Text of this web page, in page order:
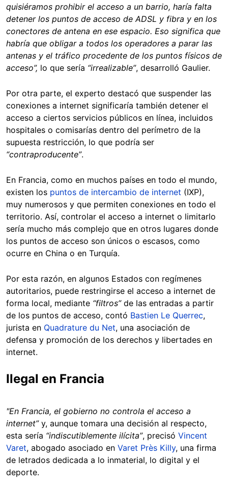
quisiéramos prohibir el acceso a un barrio, haría falta
detener los puntos de acceso de ADSL y fibra y en los
conectores de antena en ese espacio. Eso significa que
habría que obligar a todos los operadores a parar las
antenas y el tráfico procedente de los puntos físicos de
acceso”, lo que sería “irrealizable”, desarrolló Gaulier.
Por otra parte, el experto destacó que suspender las
conexiones a internet significaría también detener el
acceso a ciertos servicios públicos en línea, incluidos
hospitales o comisarías dentro del perímetro de la
supuesta restricción, lo que podría ser
“contraproducente”.
En Francia, como en muchos países en todo el mundo,
existen los puntos de intercambio de internet (IXP),
muy numerosos y que permiten conexiones en todo el
territorio. Así, controlar el acceso a internet o limitarlo
sería mucho más complejo que en otros lugares donde
los puntos de acceso son únicos o escasos, como
ocurre en China o en Turquía.
Por esta razón, en algunos Estados con regímenes
autoritarios, puede restringirse el acceso a internet de
forma local, mediante “filtros”de las entradas a partir
de los puntos de acceso, contó Bastien Le Querrec,
jurista en Quadrature du Net, una asociación de
defensa y promoción de los derechos y libertades en
internet.
Ilegal en Francia
"En Francia, el gobierno no controla el acceso a
internet”y, aunque tomara una decisión al respecto,
esta sería “indiscutiblemente ilícita”, precisó Vincent
Varet, abogado asociado en Varet Près Killy, una firma
de letrados dedicada a lo inmaterial, lo digital y el
deporte.